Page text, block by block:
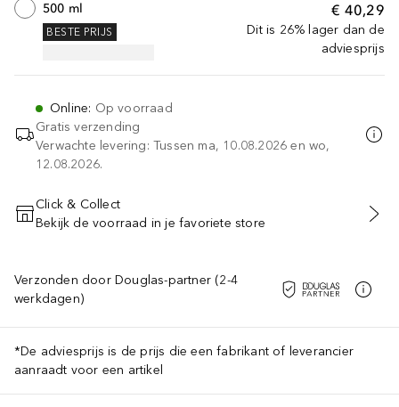
€ 40,29
Dit is 26% lager dan de
adviesprijs
500 ml
BESTE PRIJS
Online: Op voorraad
Gratis verzending
Verwachte levering: Tussen ma, 10.08.2026 en wo,
12.08.2026.
VOEG TOE AAN WINKELMANDJE
Click & Collect
Bekijk de voorraad in je favoriete store
Verzonden door Douglas-partner (2-4
werkdagen)
*De adviesprijs is de prijs die een fabrikant of leverancier
aanraadt voor een artikel